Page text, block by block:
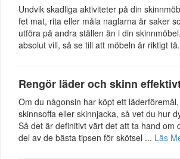
Undvik skadliga aktiviteter på din
fet mat, rita eller måla naglarna är saker
utföra på andra ställen än i din
absolut vill, så se till att möbeln är riktigt
Rengör läder och skinn
Om du någonsin har köpt ett
skinnsoffa eller skinnjacka, så vet du hur
Så det är definitivt värt det att ta hand om
del av de bästa tipsen för skötsel ... Läs